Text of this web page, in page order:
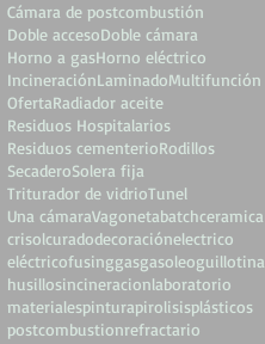
Cámara de postcombustión
Doble accesoDoble cámara
Horno a gasHorno eléctrico
IncineraciónLaminadoMultifunción
OfertaRadiador aceite
Residuos Hospitalarios
Residuos cementerioRodillos
SecaderoSolera fija
Triturador de vidrioTunel
Una cámaraVagonetabatchceramica
crisolcuradodecoraciónelectrico
eléctricofusinggasgasoleoguillotina
husillosincineracionlaboratorio
materialespinturapirolisisplásticos
postcombustionrefractario